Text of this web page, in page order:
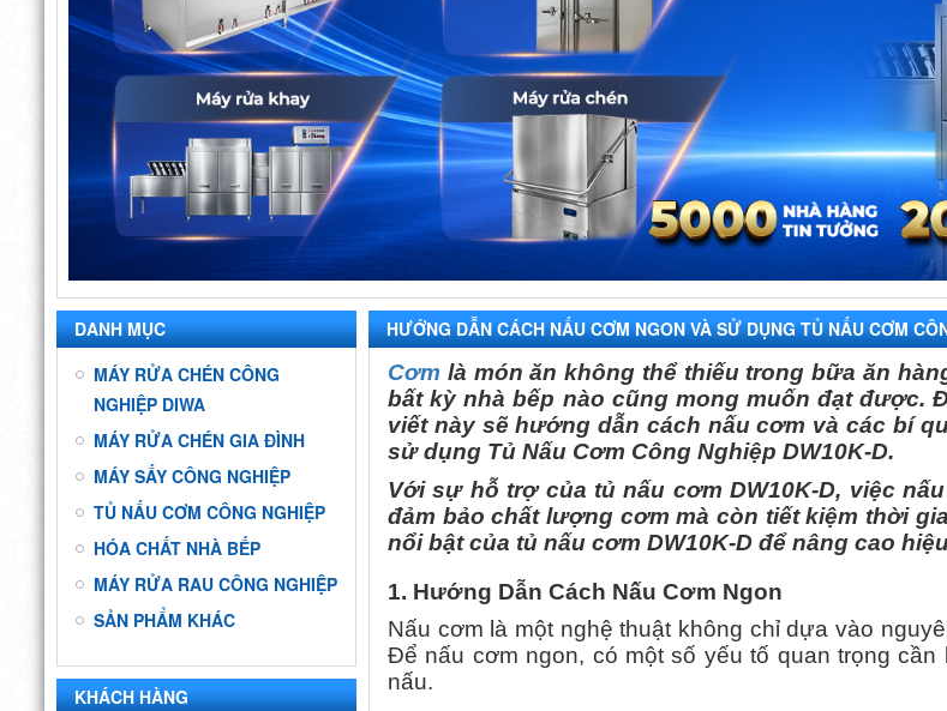
DANH MỤC
MÁY RỬA CHÉN CÔNG
NGHIỆP DIWA
MÁY RỬA CHÉN GIA ĐÌNH
MÁY SẤY CÔNG NGHIỆP
TỦ NẤU CƠM CÔNG NGHIỆP
HÓA CHẤT NHÀ BẾP
MÁY RỬA RAU CÔNG NGHIỆP
SẢN PHẨM KHÁC
KHÁCH HÀNG
HƯỚNG DẪN CÁCH NẤU CƠM NGON VÀ SỬ DỤNG TỦ NẤU CƠM
Cơm là món ăn không thể thiếu trong bữa ăn
bất kỳ nhà bếp nào cũng mong muốn đạt được.
viết này sẽ hướng dẫn cách nấu cơm và các bí
sử dụng Tủ Nấu Cơm Công Nghiệp DW10K-D.
Với sự hỗ trợ của tủ nấu cơm DW10K-D, việc
đảm bảo chất lượng cơm mà còn tiết kiệm thời
nổi bật của tủ nấu cơm DW10K-D để nâng cao
1. Hướng Dẫn Cách Nấu Cơm Ngon
Nấu cơm là một nghệ thuật không chỉ dựa vào
Để nấu cơm ngon, có một số yếu tố quan trọng
nấu.